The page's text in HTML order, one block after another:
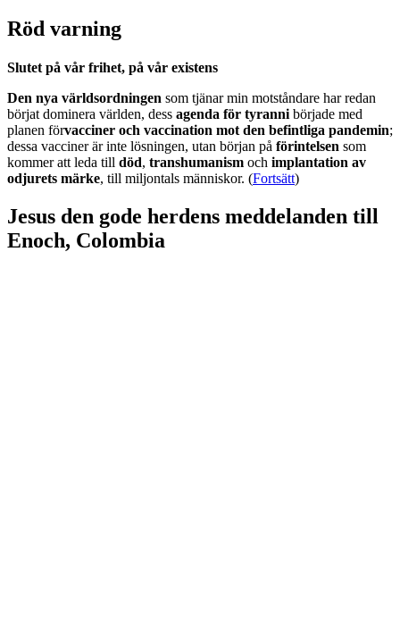
Röd varning
Slutet på vår frihet, på vår existens
Den nya världsordningen som tjänar min motståndare har redan
börjat dominera världen, dess agenda för tyranni började med
planen förvacciner och vaccination mot den befintliga pandemin;
dessa vacciner är inte lösningen, utan början på förintelsen som
kommer att leda till död, transhumanism och implantation av
odjurets märke, till miljontals människor. (Fortsätt)
Jesus den gode herdens meddelanden till
Enoch, Colombia